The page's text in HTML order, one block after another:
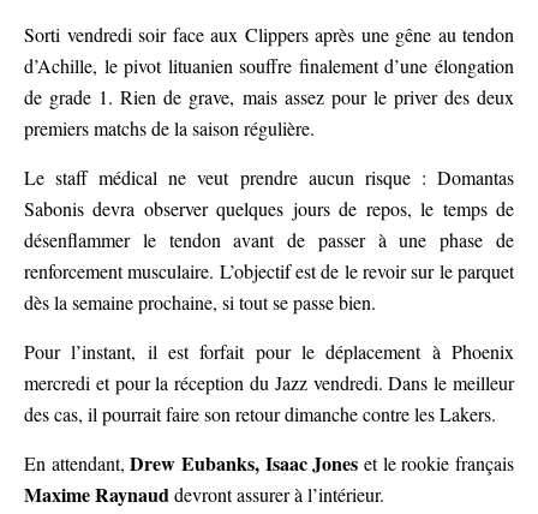
Sorti vendredi soir face aux Clippers après une gêne au tendon
d’Achille, le pivot lituanien souffre finalement d’une élongation
de grade 1. Rien de grave, mais assez pour le priver des deux
premiers matchs de la saison régulière.
Le staff médical ne veut prendre aucun risque : Domantas
Sabonis devra observer quelques jours de repos, le temps de
désenflammer le tendon avant de passer à une phase de
renforcement musculaire. L’objectif est de le revoir sur le parquet
dès la semaine prochaine, si tout se passe bien.
Pour l’instant, il est forfait pour le déplacement à Phoenix
mercredi et pour la réception du Jazz vendredi. Dans le meilleur
des cas, il pourrait faire son retour dimanche contre les Lakers.
En attendant,Drew Eubanks, Isaac Jones et le rookie français
Maxime Raynauddevront assurer à l’intérieur.